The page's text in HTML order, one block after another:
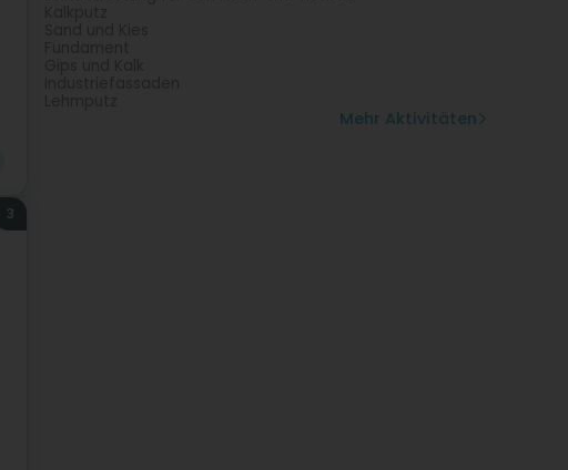
3
Mehr Aktivitäten